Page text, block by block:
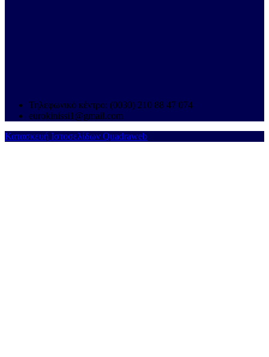
Τηλεφωνικό κέντρο: (0030) 210 88 47 074
eurokinissi1@gmail.com
Κατασκευή Ιστοσελίδων Quadraweb